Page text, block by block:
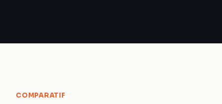
COMPARATIF